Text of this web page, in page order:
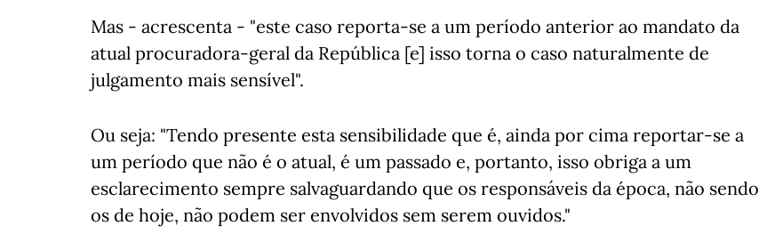
Mas - acrescenta - "este caso reporta-se a um período anterior ao mandato da
atual procuradora-geral da República [e] isso torna o caso naturalmente de
julgamento mais sensível".
Ou seja: "Tendo presente esta sensibilidade que é, ainda por cima reportar-se a
um período que não é o atual, é um passado e, portanto, isso obriga a um
esclarecimento sempre salvaguardando que os responsáveis da época, não sendo
os de hoje, não podem ser envolvidos sem serem ouvidos."